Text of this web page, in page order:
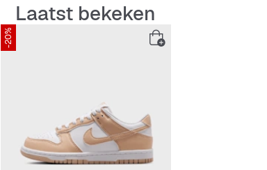
Laatst bekeken
-20%